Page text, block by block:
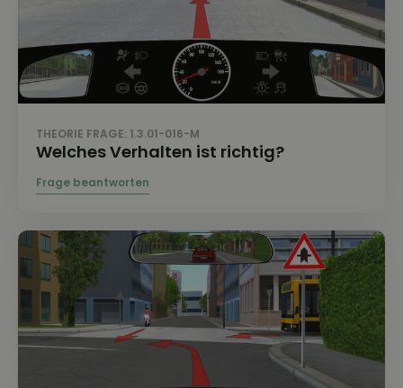
THEORIE FRAGE: 1.3.01-016-M
Welches Verhalten ist richtig?